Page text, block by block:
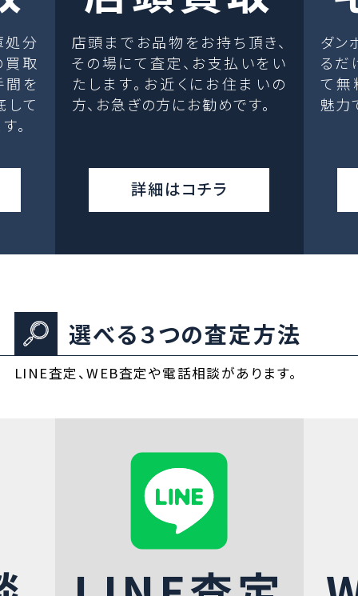
処分
取
間を
して
。
店頭までお品物をお持ち頂き、
その場にて査定、お支払いをい
たします。お近くにお住まいの
方、お急ぎの方にお勧めです。
詳細はコチラ
ダン
るだ
て無
魅力
選べる３つの査定方法
LINE査定、WEB査定や電話相談があります。